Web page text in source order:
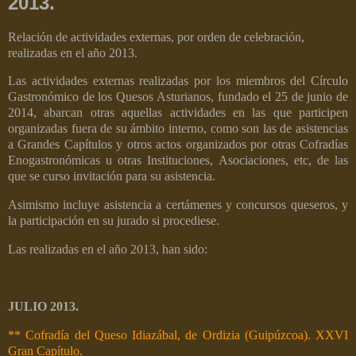
Relación de actividades externas, por orden de celebración,
realizadas en el año 2013.
Las actividades externas realizadas por los miembros del Círculo
Gastronómico de los Quesos Asturianos, fundado el 25 de junio de
2014, abarcan otras aquellas actividades en las que participen
organizadas fuera de su ámbito interno, como son las de asistencias
a Grandes Capítulos y otros actos organizados por otras Cofradías
Enogastronómicas u otras Instituciones, Asociaciones, etc, de las
que se curso invitación para su asistencia.
Asimismo incluye asistencia a certámenes y concursos queseros, y
la participación en su jurado si procediese.
Las realizadas en el año 2013, han sido:
JULIO 2013.
** Cofradía del Queso Idiazábal, de Ordizia (Guipúzcoa). XXVI
Gran Capítulo.